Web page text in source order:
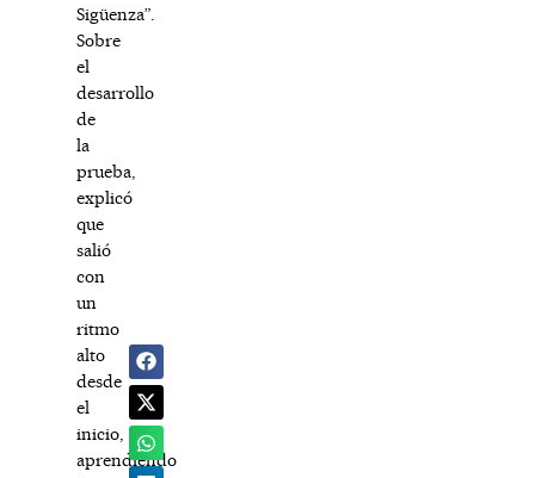
Sigüenza”.
Sobre
el
desarrollo
de
la
prueba,
explicó
que
salió
con
un
ritmo
alto
desde
el
inicio,
aprendiendo